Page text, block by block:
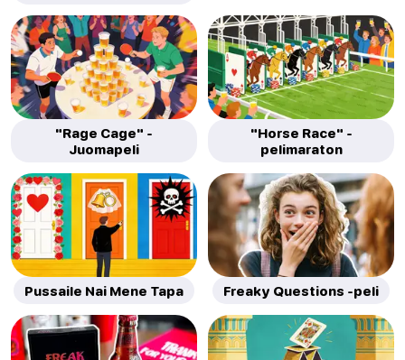
"Rage Cage" -
Juomapeli
"Horse Race" -
pelimaraton
Pussaile Nai Mene Tapa Freaky Questions -peli